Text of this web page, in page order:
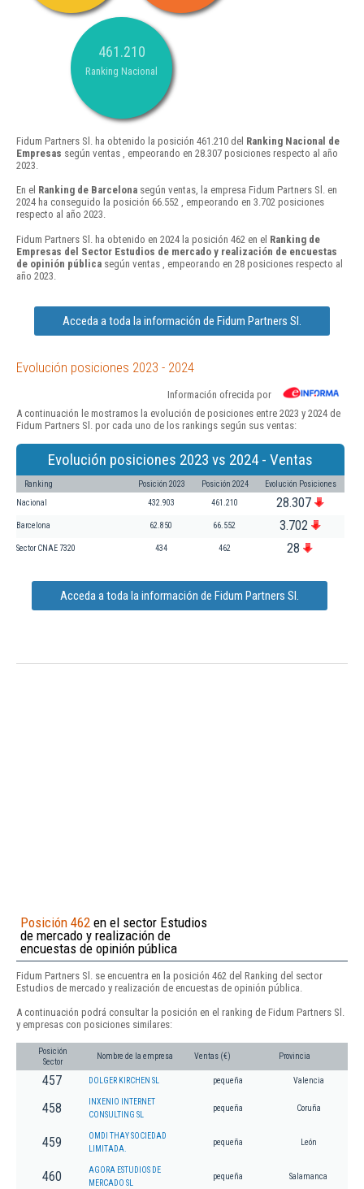
461.210
Ranking Nacional
Fidum Partners Sl. ha obtenido la posición 461.210 del Ranking Nacional de
Empresas según ventas , empeorando en 28.307 posiciones respecto al año
2023.
En el Ranking de Barcelona según ventas, la empresa Fidum Partners Sl. en
2024 ha conseguido la posición 66.552 , empeorando en 3.702 posiciones
respecto al año 2023.
Fidum Partners Sl. ha obtenido en 2024 la posición 462 en el Ranking de
Empresas del Sector Estudios de mercado y realización de encuestas
de opinión pública según ventas , empeorando en 28 posiciones respecto al
año 2023.
Acceda a toda la información de Fidum Partners Sl.
Evolución posiciones 2023 - 2024
Información ofrecida por
A continuación le mostramos la evolución de posiciones entre 2023 y 2024 de
Fidum Partners Sl. por cada uno de los rankings según sus ventas:
Evolución posiciones 2023 vs 2024 - Ventas
Ranking Posición 2023 Posición 2024 Evolución Posiciones
Nacional 432.903 461.210 28.307
Barcelona 62.850 66.552 3.702
Sector CNAE 7320 434 462 28
Acceda a toda la información de Fidum Partners Sl.
Posición 462 en el sector Estudios
de mercado y realización de
encuestas de opinión pública
Fidum Partners Sl. se encuentra en la posición 462 del Ranking del sector
Estudios de mercado y realización de encuestas de opinión pública.
A continuación podrá consultar la posición en el ranking de Fidum Partners Sl.
y empresas con posiciones similares:
Posición
Sector
Nombre de la empresa Ventas (€) Provincia
457 DOLGER KIRCHEN SL pequeña Valencia
458
INXENIO INTERNET
CONSULTING SL
pequeña Coruña
459
OMDI THAY SOCIEDAD
LIMITADA.
pequeña León
460
AGORA ESTUDIOS DE
MERCADO SL
pequeña Salamanca